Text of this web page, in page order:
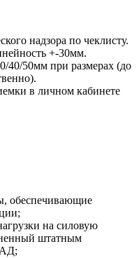
надзора по чеклисту.
+-30мм.
40/50мм при размерах (до
в личном кабинете
обеспечивающие
на силовую
штатным